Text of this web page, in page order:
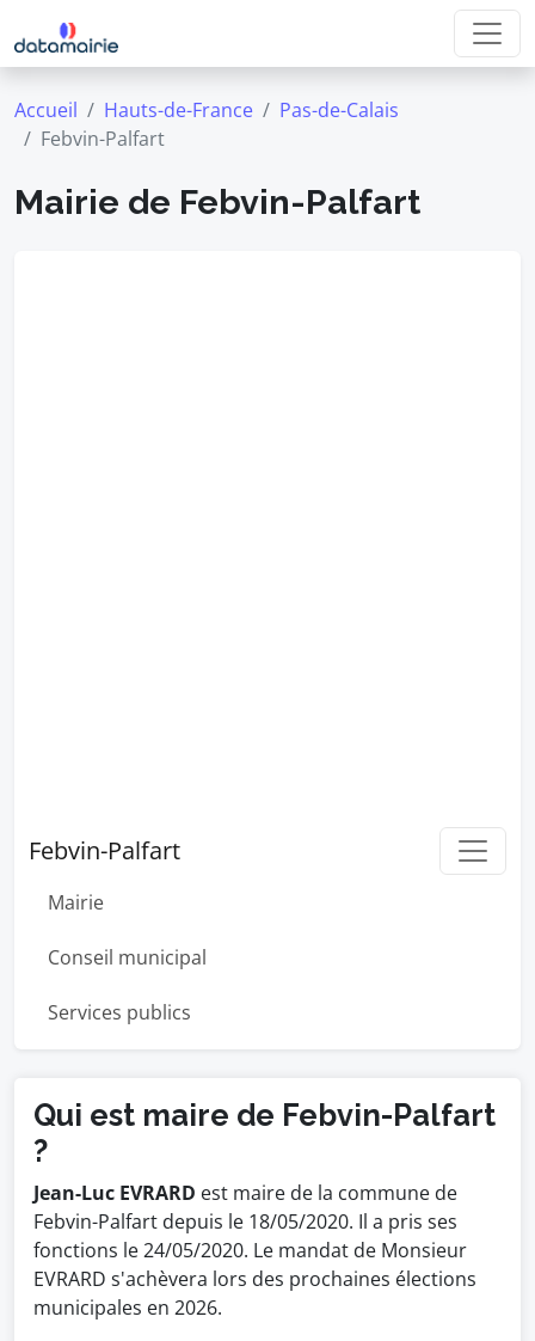
Accueil Hauts-de-France
Pas-de-Calais
Febvin-Palfart
Mairie de Febvin-Palfart
Febvin-Palfart
Mairie
Conseil municipal
Services publics
Qui est maire de Febvin-Palfart
?
Jean-Luc EVRARD est maire de la commune de
Febvin-Palfart depuis le 18/05/2020. Il a pris ses
fonctions le 24/05/2020. Le mandat de Monsieur
EVRARD s'achèvera lors des prochaines élections
municipales en 2026.